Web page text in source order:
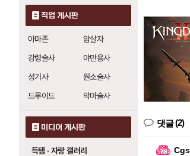
직업 게시판
아마존
암살자
강령술사
야만용사
성기사
원소술사
드루이드
악마술사
미디어 게시판
득템 · 자랑 갤러리
댓글(2)